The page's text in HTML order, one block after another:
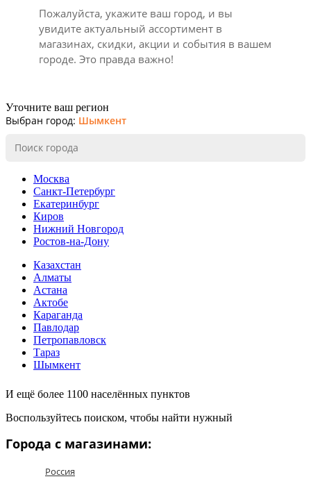
Пожалуйста, укажите ваш город, и вы
увидите актуальный ассортимент в
магазинах, скидки, акции и события в вашем
городе. Это правда важно!
Уточните ваш регион
Выбран город: Шымкент
Москва
Санкт-Петербург
Екатеринбург
Киров
Нижний Новгород
Ростов-на-Дону
Казахстан
Алматы
Астана
Актобе
Караганда
Павлодар
Петропавловск
Тараз
Шымкент
И ещё более 1100 населённых пунктов
Воспользуйтесь поиском, чтобы найти нужный
Города с магазинами:
Россия